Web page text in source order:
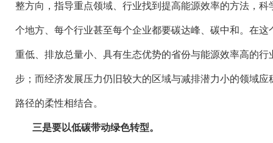
整方向，指导重点领域、行业找到提高能源效率的方法，
个地方、每个行业甚至每个企业都要碳达峰、碳中和。在
重低、排放总量小、具有生态优势的省份与能源效率高的
步；而经济发展压力仍旧较大的区域与减排潜力小的领域
路径的柔性相结合。
三是要以低碳带动绿色转型。